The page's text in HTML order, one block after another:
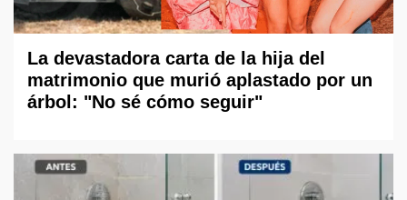
La devastadora carta de la hija del
matrimonio que murió aplastado por un
árbol: "No sé cómo seguir"